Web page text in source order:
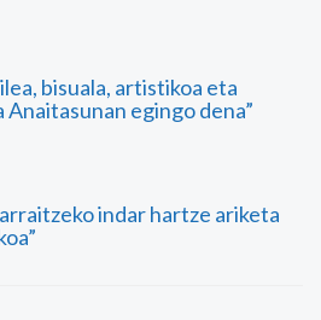
bisuala, artistikoa eta
egingo dena”
indar hartze ariketa